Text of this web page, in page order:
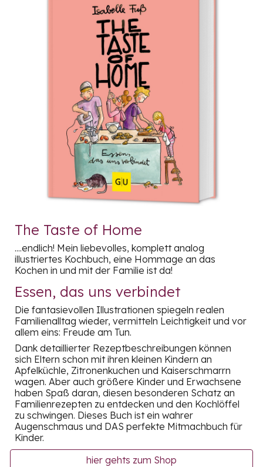
The Taste of Home
....endlich! Mein liebevolles, komplett analog
illustriertes Kochbuch, eine Hommage an das
Kochen in und mit der Familie ist da!
Essen, das uns verbindet
Die fantasievollen Illustrationen spiegeln realen
Familienalltag wieder, vermitteln Leichtigkeit und vor
allem eins: Freude am Tun.
Dank detaillierter Rezeptbeschreibungen können
sich Eltern schon mit ihren kleinen Kindern an
Apfelküchle, Zitronenkuchen und Kaiserschmarrn
wagen. Aber auch größere Kinder und Erwachsene
haben Spaß daran, diesen besonderen Schatz an
Familienrezepten zu entdecken und den Kochlöffel
zu schwingen. Dieses Buch ist ein wahrer
Augenschmaus und DAS perfekte Mitmachbuch für
Kinder.
hier gehts zum Shop